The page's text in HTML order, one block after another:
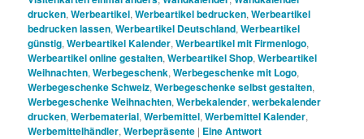
drucken,Werbeartikel,Werbeartikel bedrucken,Werbeartikel
bedrucken lassen,Werbeartikel Deutschland,Werbeartikel
günstig,Werbeartikel Kalender,Werbeartikel mit Firmenlogo,
Werbeartikel online gestalten,Werbeartikel Shop,Werbeartikel
Weihnachten,Werbegeschenk,Werbegeschenke mit Logo,
Werbegeschenke Schweiz,Werbegeschenke selbst gestalten,
Werbegeschenke Weihnachten,Werbekalender,werbekalender
drucken,Werbematerial,Werbemittel,Werbemittel Kalender,
Werbemittelhändler,Werbepräsente | EineAntwort